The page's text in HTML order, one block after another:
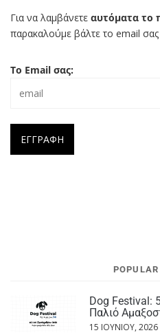
Για να λαμβάνετε αυτόματα το
παρακαλούμε βάλτε το email
Το Email σας:
Dog Festival:
Παλιό
15 ΙΟΥΝΊΟΥ, 2026